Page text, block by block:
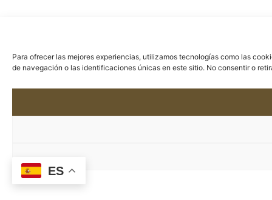
Para ofrecer las mejores experiencias, utilizamos tecnologías como las
de navegación o las identificaciones únicas en este sitio. No consentir o
ES